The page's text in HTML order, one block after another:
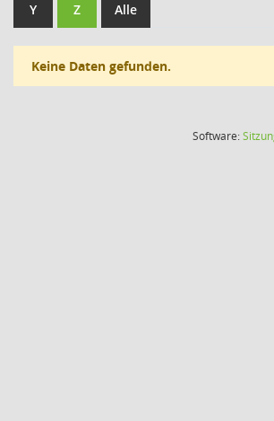
Y Z Alle
Keine Daten gefunden.
Software: